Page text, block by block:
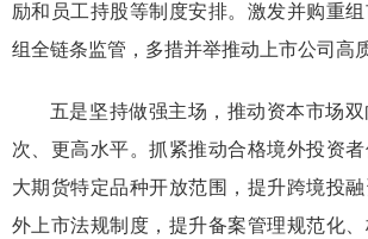
励和员工持股等制度安排。激发并购重
组全链条监管，多措并举推动上市公司高
五是坚持做强主场，推动资本市场
次、更高水平。抓紧推动合格境外投资
大期货特定品种开放范围，提升跨境投
外上市法规制度，提升备案管理规范化、